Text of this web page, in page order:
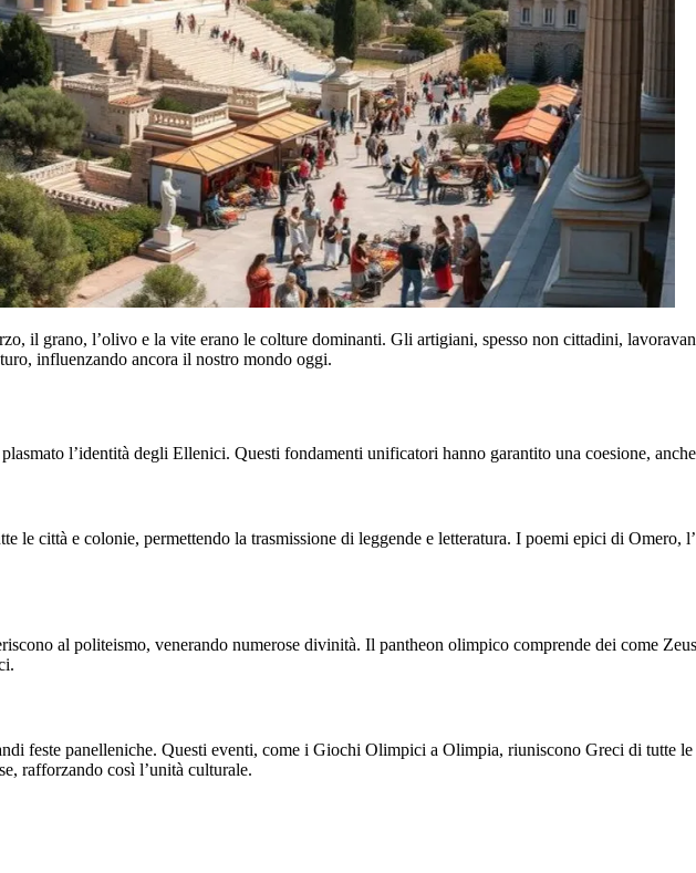
il grano, l’olivo e la vite erano le colture dominanti. Gli artigiani, spesso non cittadini,
influenzando ancora il nostro mondo oggi.
l’identità degli Ellenici. Questi fondamenti unificatori hanno garantito una coesione,
le città e colonie, permettendo la trasmissione di leggende e letteratura. I poemi epici di Omero,
al politeismo, venerando numerose divinità. Il pantheon olimpico comprende dei come
feste panelleniche. Questi eventi, come i Giochi Olimpici a Olimpia, riuniscono Greci di tutte
rafforzando così l’unità culturale.